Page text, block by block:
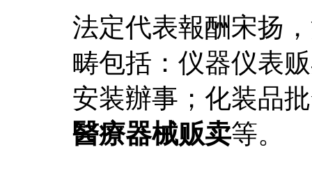
法定代表報酬宋扬
畴包括：仪器仪表
安装辦事；化装品
醫療器械贩卖等。